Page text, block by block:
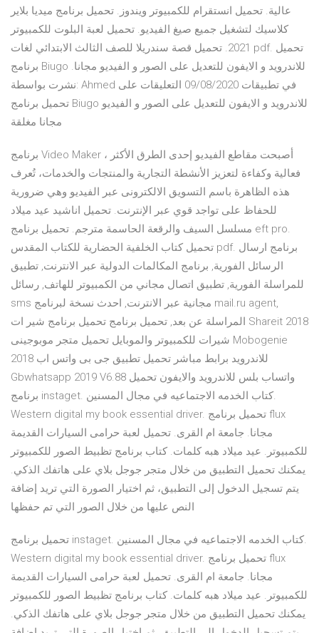
عالية. تحميل انستقرام للكمبيوتر ويندوز. تحميل برنامج ميديا بلاير
كلاسيك لتشغيل جميع صيغ الفيديو. تحميل لعبة البلوت للكمبيوتر
2021. تحميل قصة سندريلا للصف الثالث الابتدائي لغات pdf. تحميل
برنامج Biugo للاندرويد و الايفون للتعديل على الصور و الفيديو مجانا.
نشرت بواسطة: Ahmed في تطبيقات 09/08/2020 التعليقات على
تحميل برنامج Biugo للاندرويد و الايفون للتعديل على الصور و الفيديو
مجانا مغلقة
برنامج Video Maker ، أصبحت مقاطع الفيديو إحدى الطرق الأكثر
فعالية وكفاءة لتعزيز الأنشطة التجارية والمنتجات والخدمات، تُعرف
هذه الظاهرة باسم التسويق الالكترونى عبر الفيديو وهي ضرورية
للحفاظ على تواجد قوي عبر الإنترنت. تحميل اناشيد عيد ميلاد
مسلسل السيف والرقعة الحاسمة مترجم. تحميل برنامج eft pro.
تحميل كتاب الخلفية الحضارية للكتاب المقدس pdf. برنامج ارسال
الرسائل الفورية, برنامج المكالمات الدولية عبر الانترنت, تطبيق
للمراسلة الفورية, تطبيق اتصال مجاني من الكمبيوتر للهاتف, رسائل
sms مجانية عبر الانترنت, احدث نسخة لبرنامج mail.ru agent,
المراسلة عن بعد, تحميل برنامج تحميل برنامج شير ات Shareit 2018
شيرات للكمبيوتر والموبايل تحميل متجر موبوجينى Mobogenie
2018 للاندرويد برابط مباشر تحميل تطبيق جى بى واتس اب
Gbwhatsapp 2019 V6.88 واتساب بلس للاندرويد والايفون تحميل
برنامج instaget. كتاب الخدمه الاجتماعيه في مجال المسنين.
Western digital my book essential driver. تحميل برنامج flux
مجانا. جامعة ام القرى. تحميل لعبة حرامى السيارات القديمة
للكمبيوتر. عيد ميلاد هبه كلمات. كتاب برنامج تظبيط الصور للكمبيوتر
يمكنك تحميل التطبيق من خلال متجر جوجل بلاي على هاتفك الذكي.
يتم تسجيل الدخول إلى التطبيق، ثم اختيار الصورة التي تريد إضافة
النص عليها من خلال الصور التي تم حفظها
تحميل برنامج instaget. كتاب الخدمه الاجتماعيه في مجال المسنين.
Western digital my book essential driver. تحميل برنامج flux
مجانا. جامعة ام القرى. تحميل لعبة حرامى السيارات القديمة
للكمبيوتر. عيد ميلاد هبه كلمات. كتاب برنامج تظبيط الصور للكمبيوتر
يمكنك تحميل التطبيق من خلال متجر جوجل بلاي على هاتفك الذكي.